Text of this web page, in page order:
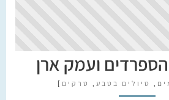
ועמק ארן
, טיולים בטבע , טרקים ]